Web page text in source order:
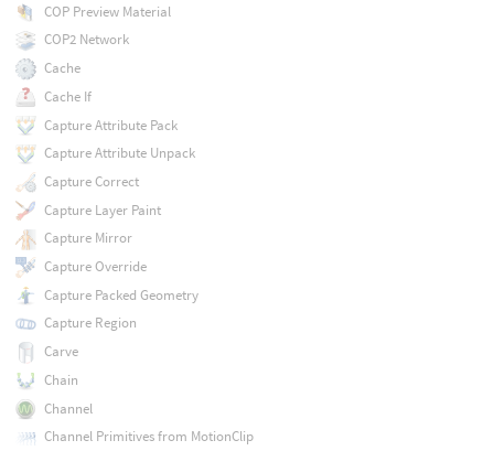
COP Preview Material
COP2 Network
Cache
Cache If
Capture Attribute Pack
Capture Attribute Unpack
Capture Correct
Capture Layer Paint
Capture Mirror
Capture Override
Capture Packed Geometry
Capture Region
Carve
Chain
Channel
Channel Primitives from MotionClip